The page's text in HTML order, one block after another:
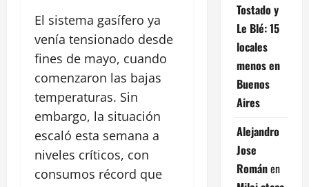
El sistema gasífero ya
venía tensionado desde
fines de mayo, cuando
comenzaron las bajas
temperaturas. Sin
embargo, la situación
escaló esta semana a
niveles críticos, con
consumos récord que
Tostado y
Le Blé: 15
locales
menos en
Buenos
Aires
Alejandro
Jose
Románen